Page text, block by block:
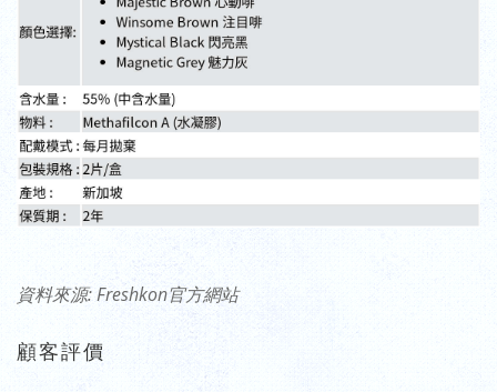
資料來源: Freshkon官方網站
顧客評價